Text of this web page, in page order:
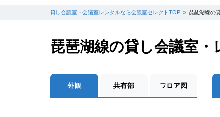
貸し会議室・会議室レンタルなら会議室セレクトTOP 琵琶湖線の
琵琶湖線の貸し会議室
外観 共有部 フロア図